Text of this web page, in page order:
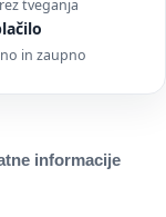
tveganja
in zaupno
informacije